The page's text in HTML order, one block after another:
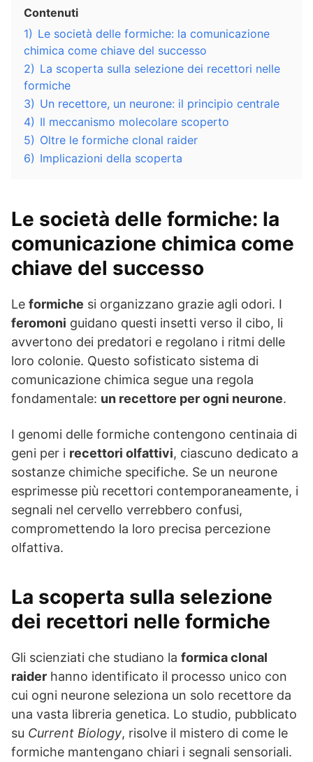
Contenuti
1) Le società delle formiche: la comunicazione
chimica come chiave del successo
2) La scoperta sulla selezione dei recettori nelle
formiche
3) Un recettore, un neurone: il principio centrale
4) Il meccanismo molecolare scoperto
5) Oltre le formiche clonal raider
6) Implicazioni della scoperta
Le società delle formiche: la
comunicazione chimica come
chiave del successo
Le formiche si organizzano grazie agli odori. I
feromoni guidano questi insetti verso il cibo, li
avvertono dei predatori e regolano i ritmi delle
loro colonie. Questo sofisticato sistema di
comunicazione chimica segue una regola
fondamentale: un recettore per ogni neurone.
I genomi delle formiche contengono centinaia di
geni per i recettori olfattivi, ciascuno dedicato a
sostanze chimiche specifiche. Se un neurone
esprimesse più recettori contemporaneamente, i
segnali nel cervello verrebbero confusi,
compromettendo la loro precisa percezione
olfattiva.
La scoperta sulla selezione
dei recettori nelle formiche
Gli scienziati che studiano la formica clonal
raider hanno identificato il processo unico con
cui ogni neurone seleziona un solo recettore da
una vasta libreria genetica. Lo studio, pubblicato
su Current Biology, risolve il mistero di come le
formiche mantengano chiari i segnali sensoriali.